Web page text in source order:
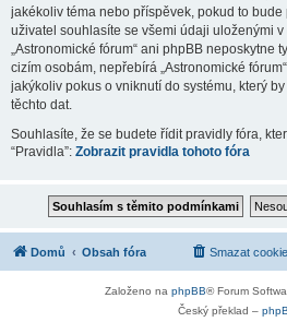
jakékoliv téma nebo příspěvek, pokud to
uživatel souhlasíte se všemi údaji uloženými v
„Astronomické fórum“ ani phpBB neposkytne
cizím osobám, nepřebírá „Astronomické
jakýkoliv pokus o vniknutí do systému, který
těchto dat.
Souhlasíte, že se budete řídit pravidly fóra,
“Pravidla”: Zobrazit pravidla tohoto fóra
Domů Obsah fóra Smazat
Založeno na phpBB® Forum
Český překlad –